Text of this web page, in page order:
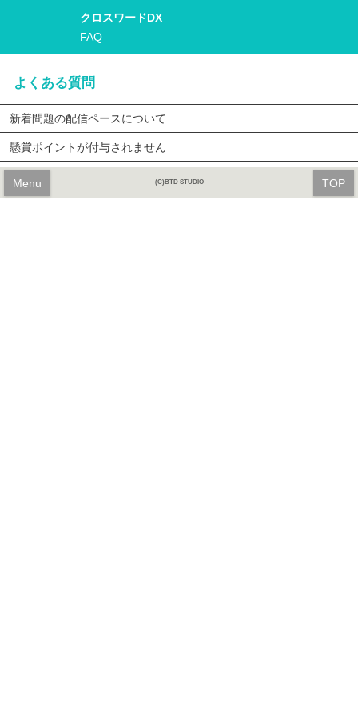
クロスワードDX
FAQ
よくある質問
新着問題の配信ペースについて
懸賞ポイントが付与されません
Menu (C)BTD STUDIO TOP